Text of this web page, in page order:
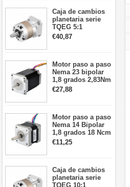
Robot CNC DIY
Caja de cambios
planetaria serie
TQEG 5:1
contragolpe 15
arcmin para motor
€40,87
Motor paso a paso
Nema 23 bipolar
1,8 grados 2,83Nm
4A 2,26 V
57x57x84mm 8
€27,88
Motor paso a paso
Nema 14 Bipolar
1,8 grados 18 Ncm
0,8 A 5,74 V 35 x
35 x 34 mm 4
€11,25
Caja de cambios
planetaria serie
TQEG 10:1